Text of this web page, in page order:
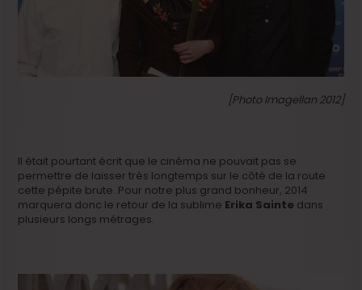
[Photo Imagellan 2012]
Il était pourtant écrit que le cinéma ne pouvait pas se
permettre de laisser très longtemps sur le côté de la route
cette pépite brute. Pour notre plus grand bonheur, 2014
marquera donc le retour de la sublime Erika Sainte dans
plusieurs longs métrages.